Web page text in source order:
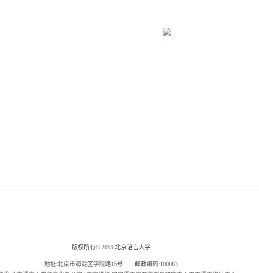
版权所有© 2015 北京语言大学
地址:北京市海淀区学院路15号 邮政编码:100083